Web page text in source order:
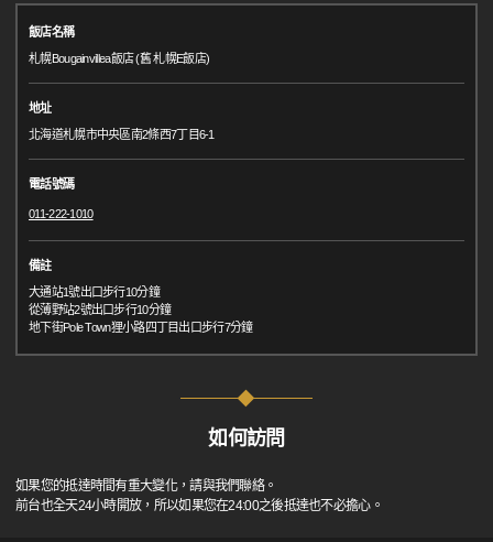
飯店名稱
札幌Bougainvillea飯店 (舊 札幌E飯店)
地址
北海道札幌市中央區南2條西7丁目6-1
電話號碼
011-222-1010
備註
大通站1號出口步行10分鐘
從薄野站2號出口步行10分鐘
地下街Pole Town狸小路四丁目出口步行7分鐘
如何訪問
如果您的抵達時間有重大變化，請與我們聯絡。
前台也全天24小時開放，所以如果您在24:00之後抵達也不必擔心。